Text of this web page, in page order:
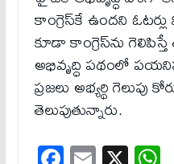
కాంగ్రెస్‌కే ఉందని
కూడా కాంగ్రెస్‌ను
అభివృద్ధి పథంలో
ప్రజలు అభ్యర్థి గెలుపు
తెలుపుతున్నారు.